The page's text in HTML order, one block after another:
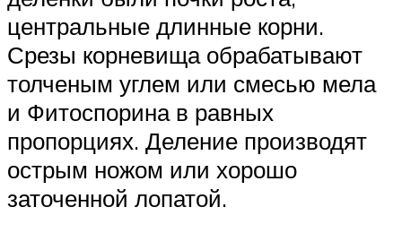
центральные длинные корни.
Срезы корневища обрабатывают
толченым углем или смесью мела
и Фитоспорина в равных
пропорциях. Деление производят
острым ножом или хорошо
заточенной лопатой.